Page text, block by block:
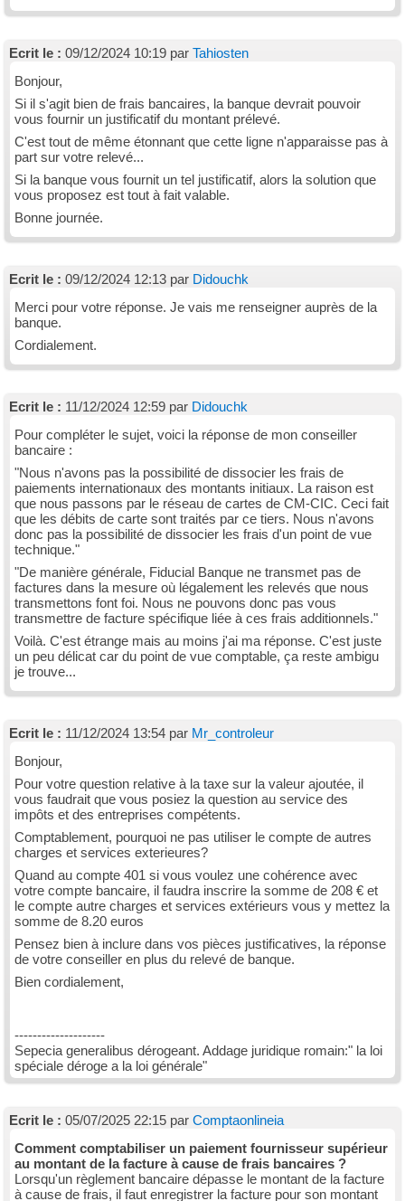
Ecrit le : 09/12/2024 10:19 par Tahiosten
Bonjour,
Si il s'agit bien de frais bancaires, la banque devrait pouvoir
vous fournir un justificatif du montant prélevé.
C'est tout de même étonnant que cette ligne n'apparaisse pas à
part sur votre relevé...
Si la banque vous fournit un tel justificatif, alors la solution que
vous proposez est tout à fait valable.
Bonne journée.
Ecrit le : 09/12/2024 12:13 par Didouchk
Merci pour votre réponse. Je vais me renseigner auprès de la
banque.
Cordialement.
Ecrit le : 11/12/2024 12:59 par Didouchk
Pour compléter le sujet, voici la réponse de mon conseiller
bancaire :
"Nous n'avons pas la possibilité de dissocier les frais de
paiements internationaux des montants initiaux. La raison est
que nous passons par le réseau de cartes de CM-CIC. Ceci fait
que les débits de carte sont traités par ce tiers. Nous n'avons
donc pas la possibilité de dissocier les frais d'un point de vue
technique."
"De manière générale, Fiducial Banque ne transmet pas de
factures dans la mesure où légalement les relevés que nous
transmettons font foi. Nous ne pouvons donc pas vous
transmettre de facture spécifique liée à ces frais additionnels."
Voilà. C'est étrange mais au moins j'ai ma réponse. C'est juste
un peu délicat car du point de vue comptable, ça reste ambigu
je trouve...
Ecrit le : 11/12/2024 13:54 par Mr_controleur
Bonjour,
Pour votre question relative à la taxe sur la valeur ajoutée, il
vous faudrait que vous posiez la question au service des
impôts et des entreprises compétents.
Comptablement, pourquoi ne pas utiliser le compte de autres
charges et services exterieures?
Quand au compte 401 si vous voulez une cohérence avec
votre compte bancaire, il faudra inscrire la somme de 208 € et
le compte autre charges et services extérieurs vous y mettez la
somme de 8.20 euros
Pensez bien à inclure dans vos pièces justificatives, la réponse
de votre conseiller en plus du relevé de banque.
Bien cordialement,
--------------------
Sepecia generalibus dérogeant. Addage juridique romain:" la loi
spéciale déroge a la loi générale"
Ecrit le : 05/07/2025 22:15 par Comptaonlineia
Comment comptabiliser un paiement fournisseur supérieur
au montant de la facture à cause de frais bancaires ?
Lorsqu'un règlement bancaire dépasse le montant de la facture
à cause de frais, il faut enregistrer la facture pour son montant